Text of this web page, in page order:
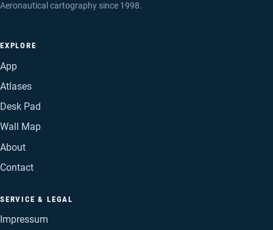
Aeronautical cartography since 1998.
EXPLORE
App
Atlases
Desk Pad
Wall Map
About
Contact
SERVICE & LEGAL
Impressum